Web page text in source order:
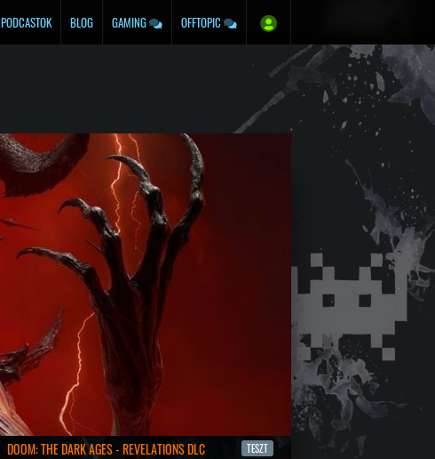
PODCASTOK BLOG GAMING OFFTOPIC
DOOM: THE DARK AGES - REVELATIONS DLC TESZT